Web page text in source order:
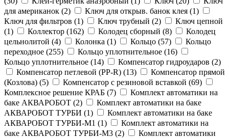
для американок (2) Ключ для открыв. банок клея (1)
Ключ для фильтров (1) Ключ трубный (2)
Ключ цепной
(1) Коллектор (162) Колодец сборный (8)
Колодец
цельнолитой (4) Колонка (1) Кольцо (57)
Кольцо
переходное (255) Кольцо уплотнительное (16)
Кольцо уплотнительное (14) Компенсатор гидроударов (2)
Компенсатор петлевой (PP-R) (13)
Компенсатор прямой
(Козлова) (5) Компенсатор с резиновой вставкой (69)
Комплексное решение КРАБ (7)
Комплект автоматики на
баке АКВАРОБОТ (2)
Комплект автоматики на баке
АКВАРОБОТ ТУРБИ (1)
Комплект автоматики на баке
АКВАРОБОТ ТУРБИ-М1 (1)
Комплект автоматики на
баке АКВАРОБОТ ТУРБИ-М3 (2)
Комплект автоматики